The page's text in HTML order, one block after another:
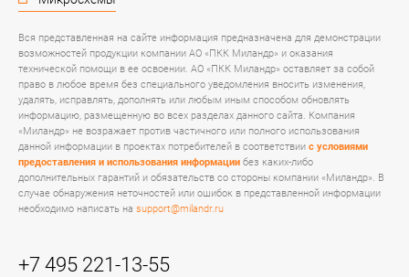
Вся представленная на сайте информация предназначена для демонстрации
возможностей продукции компании АО «ПКК Миландр» и оказания
технической помощи в ее освоении. АО «ПКК Миландр» оставляет за собой
право в любое время без специального уведомления вносить изменения,
удалять, исправлять, дополнять или любым иным способом обновлять
информацию, размещенную во всех разделах данного сайта. Компания
«Миландр» не возражает против частичного или полного использования
данной информации в проектах потребителей в соответствии с условиями
предоставления и использования информации без каких-либо
дополнительных гарантий и обязательств со стороны компании «Миландр». В
случае обнаружения неточностей или ошибок в представленной информации
необходимо написать на support@milandr.ru
+7 495 221-13-55